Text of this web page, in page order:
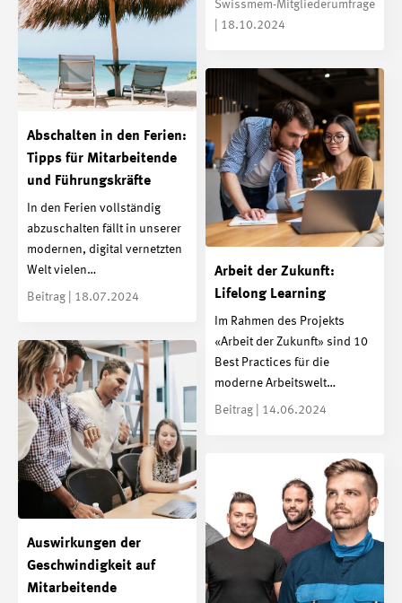
Swissmem-Mitgliederumfrage
| 18.10.2024
Abschalten in den Ferien:
Tipps für Mitarbeitende
und Führungskräfte
In den Ferien vollständig
abzuschalten fällt in unserer
modernen, digital vernetzten
Welt vielen…
Beitrag | 18.07.2024
Arbeit der Zukunft:
Lifelong Learning
Im Rahmen des Projekts
«Arbeit der Zukunft» sind 10
Best Practices für die
moderne Arbeitswelt…
Beitrag | 14.06.2024
Auswirkungen der
Geschwindigkeit auf
Mitarbeitende